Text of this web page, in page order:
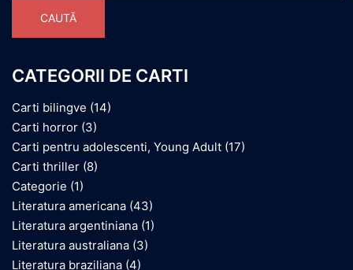
CAUTĂ
CATEGORII DE CARTI
Carti bilingve (14)
Carti horror (3)
Carti pentru adolescenti, Young Adult (17)
Carti thriller (8)
Categorie (1)
Literatura americana (43)
Literatura argentiniana (1)
Literatura australiana (3)
Literatura braziliana (4)